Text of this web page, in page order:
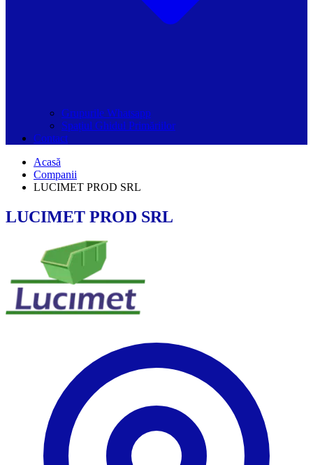
Grupurile Whatsapp
Spațiul Ghidul Primăriilor
Contact
Acasă
Companii
LUCIMET PROD SRL
LUCIMET PROD SRL